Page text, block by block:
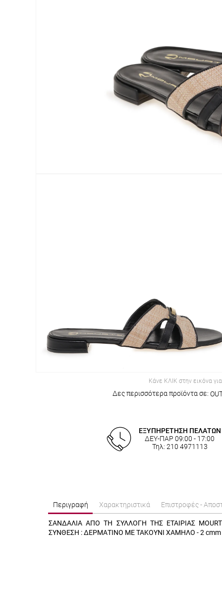
Κάνε ΚΛΙΚ στην εικόνα
Δες περισσότερα προϊόντα σε:
ΕΞΥΠΗΡΕΤΗΣΗ ΠΕΛΑΤΩΝ
ΔΕΥ-ΠΑΡ 09:00 - 17:00
Τηλ: 210 4971113
Περιγραφή Χαρακτηριστικά Επιστροφές -
ΣΑΝΔΑΛΙΑ ΑΠΟ ΤΗ ΣΥΛΛΟΓΗ ΤΗΣ ΕΤΑΙΡΙΑΣ
ΣΥΝΘΕΣΗ : ΔΕΡΜΑΤΙΝΟ ΜΕ ΤΑΚΟΥΝΙ ΧΑΜΗΛΟ - 2 cmm